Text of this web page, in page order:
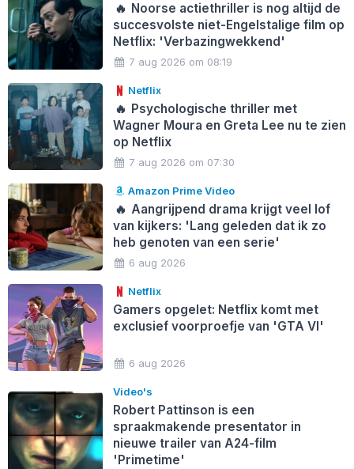
🔥 Noorse actiethriller is nog altijd de
succesvolste niet-Engelstalige film op
Netflix: 'Verbazingwekkend'
7 aug 2026 om 08:19
Netflix
🔥 Psychologische thriller met
Wagner Moura en Greta Lee nu te zien
op Netflix
7 aug 2026 om 07:30
Amazon Prime Video
🔥 Aangrijpend drama krijgt veel lof
van kijkers: 'Lang geleden dat ik zo
heb genoten van een serie'
6 aug 2026
Netflix
Gamers opgelet: Netflix komt met
exclusief voorproefje van 'GTA VI'
6 aug 2026
Video's
Robert Pattinson is een
spraakmakende presentator in
nieuwe trailer van A24-film
'Primetime'